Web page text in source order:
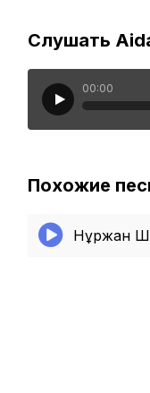
Слушать
00:00
Похожие
Нұржан